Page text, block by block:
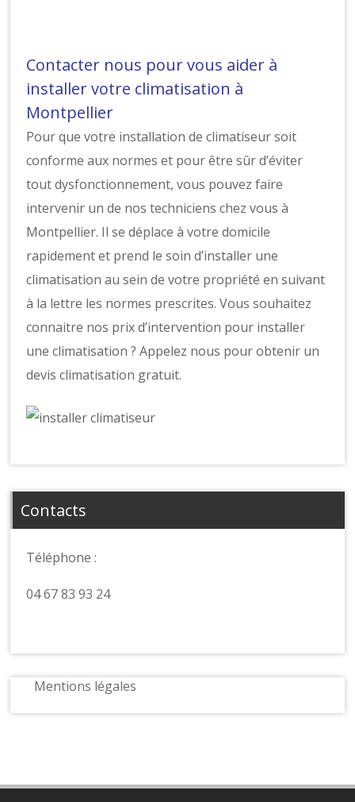
Contacter nous pour vous aider à
installer votre climatisation à
Montpellier
Pour que votre installation de climatiseur soit
conforme aux normes et pour être sûr d’éviter
tout dysfonctionnement, vous pouvez faire
intervenir un de nos techniciens chez vous à
Montpellier. Il se déplace à votre domicile
rapidement et prend le soin d’installer une
climatisation au sein de votre propriété en suivant
à la lettre les normes prescrites. Vous souhaitez
connaitre nos prix d’intervention pour installer
une climatisation ? Appelez nous pour obtenir un
devis climatisation gratuit.
Contacts
Téléphone :
04 67 83 93 24
Mentions légales